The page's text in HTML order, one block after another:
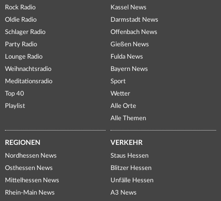
Rock Radio
Oldie Radio
Schlager Radio
Party Radio
Lounge Radio
Weihnachtsradio
Meditationsradio
Top 40
Playlist
Kassel News
Darmstadt News
Offenbach News
Gießen News
Fulda News
Bayern News
Sport
Wetter
Alle Orte
Alle Themen
REGIONEN
Nordhessen News
Osthessen News
Mittelhessen News
Rhein-Main News
VERKEHR
Staus Hessen
Blitzer Hessen
Unfälle Hessen
A3 News